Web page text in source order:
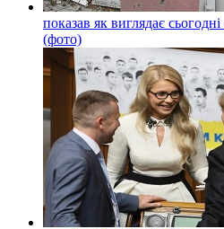
показав як виглядає
(фото)